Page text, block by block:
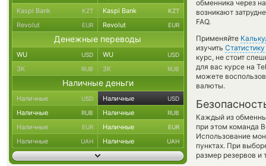
обменника через
возникают
FAQ.
Применяйте
изучить Статистику
курс, не стоит
для вас курсе на
можете
валюты.
Каждый из
при этом команда
Использование
пунктах. При
размер резервов и
Kaspi Bank KZT Kaspi Bank KZT
Revolut EUR Revolut EUR
Денежные переводы
WU USD WU USD
ЗК RUB ЗК RUB
Наличные деньги
Наличные USD Наличные USD
Наличные RUB Наличные RUB
Наличные EUR Наличные EUR
Наличные UAH Наличные UAH